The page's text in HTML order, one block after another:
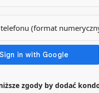
zgody by dodać